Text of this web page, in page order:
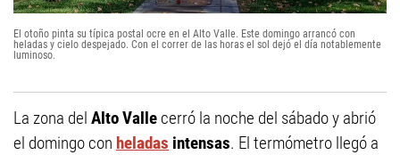
El otoño pinta su típica postal ocre en el Alto Valle. Este domingo arrancó con
heladas y cielo despejado. Con el correr de las horas el sol dejó el día notablemente
luminoso.
La zona del Alto Valle cerró la noche del sábado y abrió
el domingo con heladas intensas. El termómetro llegó a